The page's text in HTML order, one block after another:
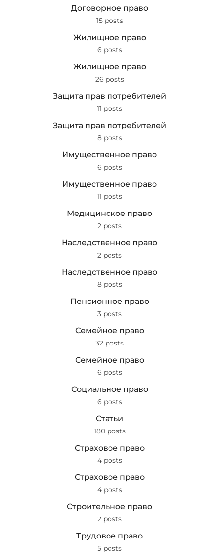
Договорное право
15 posts
Жилищное право
6 posts
Жилищное право
26 posts
Защита прав потребителей
11 posts
Защита прав потребителей
8 posts
Имущественное право
6 posts
Имущественное право
11 posts
Медицинское право
2 posts
Наследственное право
2 posts
Наследственное право
8 posts
Пенсионное право
3 posts
Семейное право
32 posts
Семейное право
6 posts
Социальное право
6 posts
Статьи
180 posts
Страховое право
4 posts
Страховое право
4 posts
Строительное право
2 posts
Трудовое право
5 posts